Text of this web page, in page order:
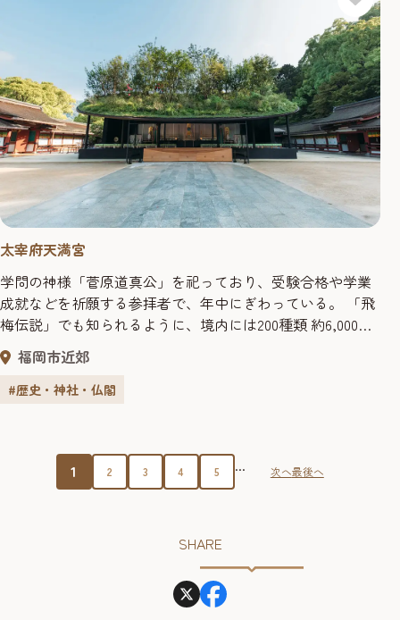
太宰府天満宮
学問の神様「菅原道真公」を祀っており、受験合格や学業
成就などを祈願する参拝者で、年中にぎわっている。 「飛
梅伝説」でも知られるように、境内には200種類 約6,000本
もの梅の木があり、2月上旬から3月中旬に境内を艶やかに
彩る。 梅にちなんだ焼餅「梅ヶ枝餅」は有名な甘味として
知られており、参道を歩くと、数多くの店がにぎやかに建
福岡市近郊
#歴史・神社・仏閣
1 2 3 4 5 ... 次へ最後へ
SHARE